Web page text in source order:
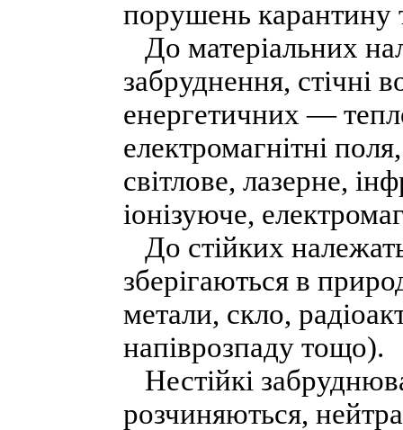
порушень карантину
До матеріальних
забруднення, стічні
енергетичних —
електромагнітні
світлове, лазерне,
іонізуюче,
До стійких
зберігаються в
метали, скло,
напіврозпаду тощо).
Нестійкі
розчиняються,